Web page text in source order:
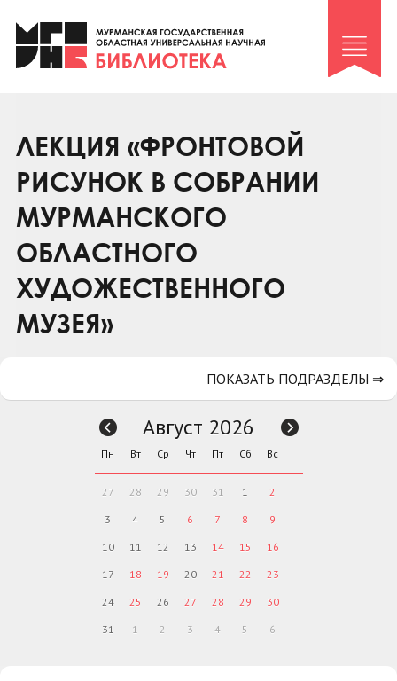
Клуб «Гиря и сельдерей»
Клуб «Семейный архив»
Коллегам
Контакты
ЛЕКЦИЯ «ФРОНТОВОЙ
РИСУНОК В СОБРАНИИ
МУРМАНСКОГО
ОБЛАСТНОГО
ХУДОЖЕСТВЕННОГО
МУЗЕЯ»
ПОКАЗАТЬ ПОДРАЗДЕЛЫ ⇒
Август 2026
Пн Вт Ср Чт Пт Сб Вс
27 28 29 30 31 1 2
3 4 5 6 7 8 9
10 11 12 13 14 15 16
17 18 19 20 21 22 23
24 25 26 27 28 29 30
31 1 2 3 4 5 6